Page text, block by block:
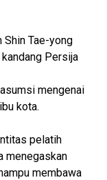
Tae-yong
Persija
mengenai
kota.
pelatih
menegaskan
membawa